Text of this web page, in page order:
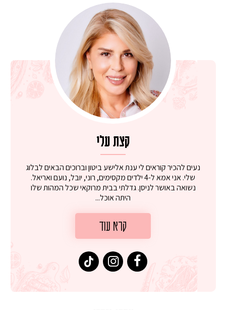
קצת עלי
נעים להכיר קוראים לי ענת אלישע ביטון וברוכים הבאים לבלוג
שלי. אני אמא ל-4 ילדים מקסימים, רוני, יובל, נועם ואריאל.
נשואה באושר לניסן. גדלתי בבית מרוקאי שכל המהות שלו
היתה אוכל...
קרא עוד